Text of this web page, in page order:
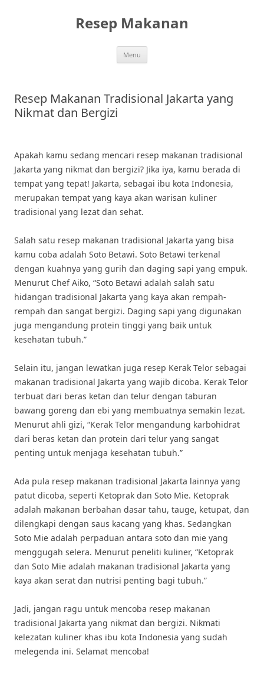
Resep Makanan
Menu
Resep Makanan Tradisional Jakarta yang
Nikmat dan Bergizi
Apakah kamu sedang mencari resep makanan tradisional
Jakarta yang nikmat dan bergizi? Jika iya, kamu berada di
tempat yang tepat! Jakarta, sebagai ibu kota Indonesia,
merupakan tempat yang kaya akan warisan kuliner
tradisional yang lezat dan sehat.
Salah satu resep makanan tradisional Jakarta yang bisa
kamu coba adalah Soto Betawi. Soto Betawi terkenal
dengan kuahnya yang gurih dan daging sapi yang empuk.
Menurut Chef Aiko, “Soto Betawi adalah salah satu
hidangan tradisional Jakarta yang kaya akan rempah-
rempah dan sangat bergizi. Daging sapi yang digunakan
juga mengandung protein tinggi yang baik untuk
kesehatan tubuh.”
Selain itu, jangan lewatkan juga resep Kerak Telor sebagai
makanan tradisional Jakarta yang wajib dicoba. Kerak Telor
terbuat dari beras ketan dan telur dengan taburan
bawang goreng dan ebi yang membuatnya semakin lezat.
Menurut ahli gizi, “Kerak Telor mengandung karbohidrat
dari beras ketan dan protein dari telur yang sangat
penting untuk menjaga kesehatan tubuh.”
Ada pula resep makanan tradisional Jakarta lainnya yang
patut dicoba, seperti Ketoprak dan Soto Mie. Ketoprak
adalah makanan berbahan dasar tahu, tauge, ketupat, dan
dilengkapi dengan saus kacang yang khas. Sedangkan
Soto Mie adalah perpaduan antara soto dan mie yang
menggugah selera. Menurut peneliti kuliner, “Ketoprak
dan Soto Mie adalah makanan tradisional Jakarta yang
kaya akan serat dan nutrisi penting bagi tubuh.”
Jadi, jangan ragu untuk mencoba resep makanan
tradisional Jakarta yang nikmat dan bergizi. Nikmati
kelezatan kuliner khas ibu kota Indonesia yang sudah
melegenda ini. Selamat mencoba!